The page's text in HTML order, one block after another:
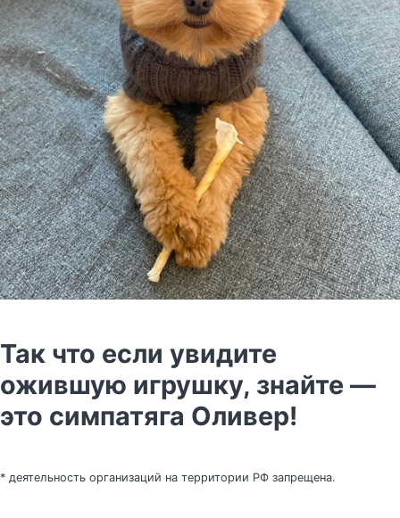
Так что если увидите
ожившую игрушку, знайте —
это симпатяга Оливер!
* деятельность организаций на территории РФ запрещена.